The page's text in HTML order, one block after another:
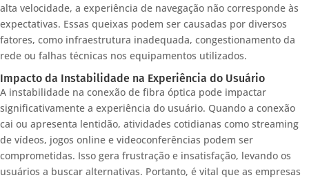
alta velocidade, a experiência de navegação não corresponde às
expectativas. Essas queixas podem ser causadas por diversos
fatores, como infraestrutura inadequada, congestionamento da
rede ou falhas técnicas nos equipamentos utilizados.
Impacto da Instabilidade na Experiência do Usuário
A instabilidade na conexão de fibra óptica pode impactar
significativamente a experiência do usuário. Quando a conexão
cai ou apresenta lentidão, atividades cotidianas como streaming
de vídeos, jogos online e videoconferências podem ser
comprometidas. Isso gera frustração e insatisfação, levando os
usuários a buscar alternativas. Portanto, é vital que as empresas